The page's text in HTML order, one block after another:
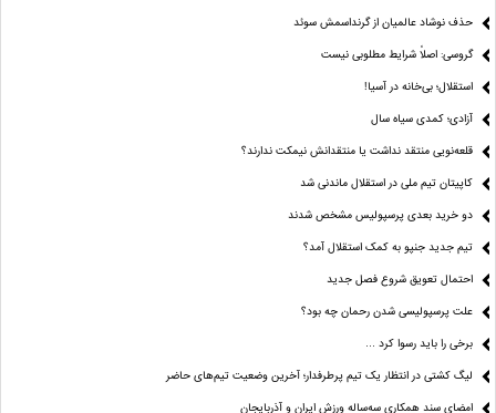
حذف نوشاد عالمیان از گرنداسمش سوئد
گروسی: اصلاً شرایط مطلوبی نیست
استقلال؛ بی‌خانه در آسیا!
آزادی؛ کمدی سیاه سال
قلعه‌نویی منتقد نداشت یا منتقدانش نیمکت ندارند؟
کاپیتان تیم ملی در استقلال ماندنی شد
دو خرید بعدی پرسپولیس مشخص شدند
تیم جدید جنپو به کمک استقلال آمد؟
احتمال تعویق شروع فصل جدید
علت پرسپولیسی شدن رحمان چه بود؟
برخی را باید رسوا کرد …
لیگ کشتی در انتظار یک تیم پرطرفدار؛ آخرین وضعیت تیم‌های حاضر
امضای سند همکاری سه‌ساله ورزش ایران و آذربایجان